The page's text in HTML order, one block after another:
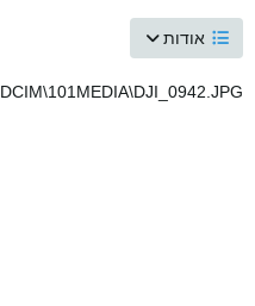
אודות
DCIM\101MEDIA\DJI_0942.JPG